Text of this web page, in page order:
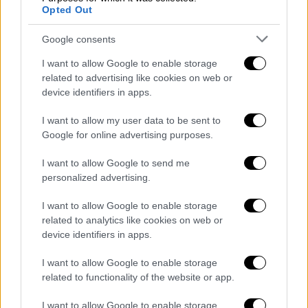
Opted Out
Google consents
I want to allow Google to enable storage
related to advertising like cookies on web or
device identifiers in apps.
I want to allow my user data to be sent to
Google for online advertising purposes.
I want to allow Google to send me
personalized advertising.
I want to allow Google to enable storage
related to analytics like cookies on web or
device identifiers in apps.
I want to allow Google to enable storage
related to functionality of the website or app.
I want to allow Google to enable storage
Ελλάδα|18.01.2021 15:27
Κακοκαιρία - Λέανδρος: Πού στην
Αττική χρειάζονται αντιολισθητικές
αλυσίδες
Σε πολλά σημεία στην Αττική χρειάζονται
κακοκαιρίας Λέανδρος